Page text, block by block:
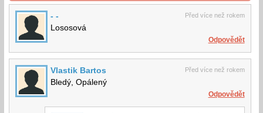
Před více než rokem
- -
Lososová
Odpovědět
Před více než rokem
Vlastik Bartos
Bledý, Opálený
Odpovědět